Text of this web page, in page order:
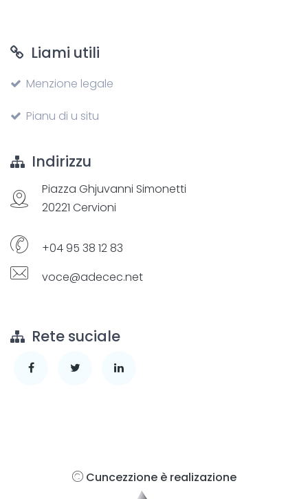
Liami utili
Menzione legale
Pianu di u situ
Indirizzu
Piazza Ghjuvanni Simonetti
20221 Cervioni
+04 95 38 12 83
voce@adecec.net
Rete suciale
Cuncezzione è realizazione